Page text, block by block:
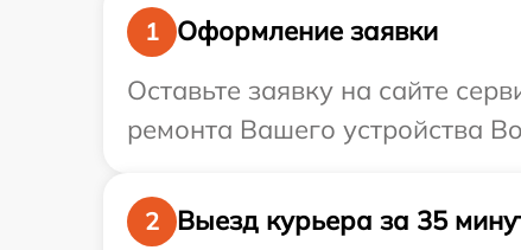
1
Оформление заявки
Оставьте заявку на сайте
ремонта Вашего устройства
2
Выезд курьера за 35